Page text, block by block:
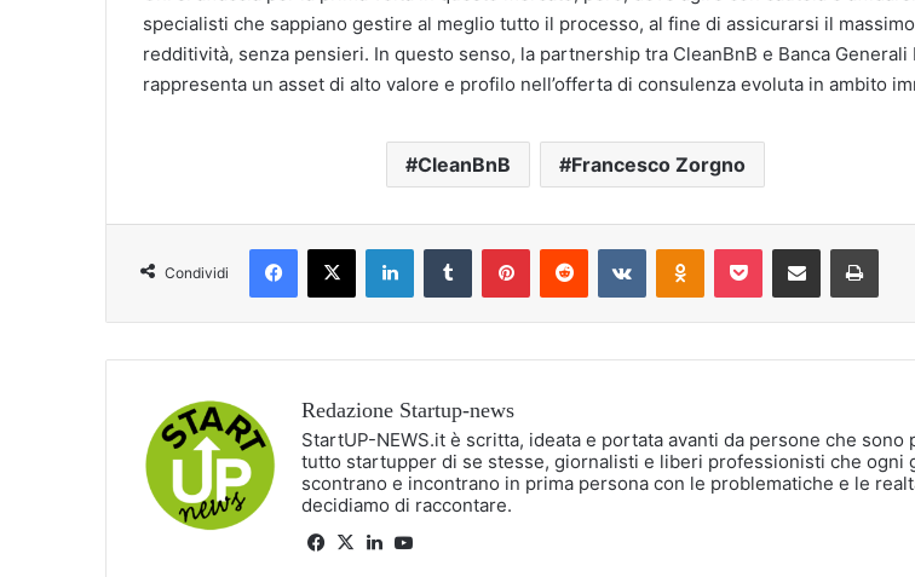
specialisti che sappiano gestire al meglio tutto il processo, al fine di assicurarsi il
redditività, senza pensieri. In questo senso, la partnership tra CleanBnB e Banca Generali
rappresenta un asset di alto valore e profilo nell’offerta di consulenza evoluta in ambito
CleanBnB Francesco Zorgno
Condividi
Facebook
X LinkedInTumblrPinterestRedditVKontakteOdnoklassniki
PocketCondividi via Email
Redazione Startup-news
StartUP-NEWS.it è scritta, ideata e portata avanti da persone che sono
tutto startupper di se stesse, giornalisti e liberi professionisti che ogni
scontrano e incontrano in prima persona con le problematiche e le
decidiamo di raccontare.
Facebook
X LinkedIn